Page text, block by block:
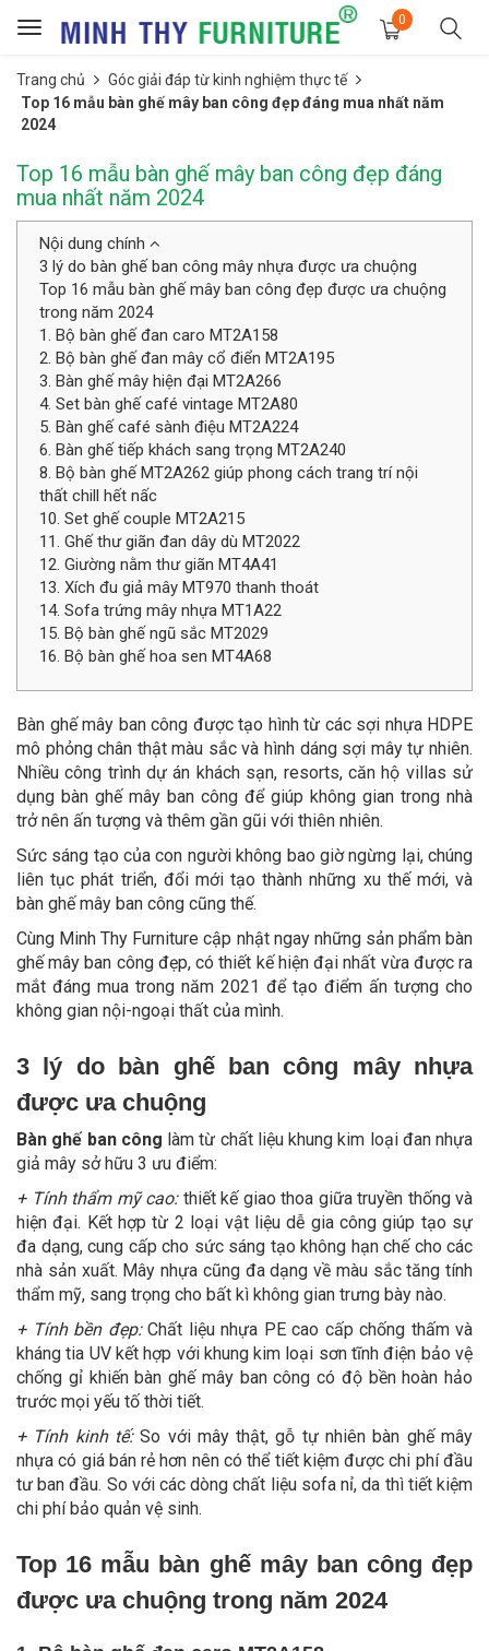
Toggle
0
Trang chủ
Góc giải đáp từ kinh nghiệm thực tế
Top 16 mẫu bàn ghế mây ban công đẹp đáng mua nhất năm
2024
Top 16 mẫu bàn ghế mây ban công đẹp đáng
mua nhất năm 2024
Nội dung chính
3 lý do bàn ghế ban công mây nhựa được ưa chuộng
Top 16 mẫu bàn ghế mây ban công đẹp được ưa chuộng
trong năm 2024
1. Bộ bàn ghế đan caro MT2A158
2. Bộ bàn ghế đan mây cổ điển MT2A195
3. Bàn ghế mây hiện đại MT2A266
4. Set bàn ghế café vintage MT2A80
5. Bàn ghế café sành điệu MT2A224
6. Bàn ghế tiếp khách sang trọng MT2A240
8. Bộ bàn ghế MT2A262 giúp phong cách trang trí nội
thất chill hết nấc
10. Set ghế couple MT2A215
11. Ghế thư giãn đan dây dù MT2022
12. Giường nằm thư giãn MT4A41
13. Xích đu giả mây MT970 thanh thoát
14. Sofa trứng mây nhựa MT1A22
15. Bộ bàn ghế ngũ sắc MT2029
16. Bộ bàn ghế hoa sen MT4A68
Bàn ghế mây ban công được tạo hình từ các sợi nhựa HDPE
mô phỏng chân thật màu sắc và hình dáng sợi mây tự nhiên.
Nhiều công trình dự án khách sạn, resorts, căn hộ villas sử
dụng bàn ghế mây ban công để giúp không gian trong nhà
trở nên ấn tượng và thêm gần gũi với thiên nhiên.
Sức sáng tạo của con người không bao giờ ngừng lại, chúng
liên tục phát triển, đổi mới tạo thành những xu thế mới, và
bàn ghế mây ban công cũng thế.
Cùng Minh Thy Furniture cập nhật ngay những sản phẩm bàn
ghế mây ban công đẹp, có thiết kế hiện đại nhất vừa được ra
mắt đáng mua trong năm 2021 để tạo điểm ấn tượng cho
không gian nội-ngoại thất của mình.
3 lý do bàn ghế ban công mây nhựa
được ưa chuộng
Bàn ghế ban công làm từ chất liệu khung kim loại đan nhựa
giả mây sở hữu 3 ưu điểm:
+ Tính thẩm mỹ cao:thiết kế giao thoa giữa truyền thống và
hiện đại. Kết hợp từ 2 loại vật liệu dễ gia công giúp tạo sự
đa dạng, cung cấp cho sức sáng tạo không hạn chế cho các
nhà sản xuất. Mây nhựa cũng đa dạng về màu sắc tăng tính
thẩm mỹ, sang trọng cho bất kì không gian trưng bày nào.
+ Tính bền đẹp:Chất liệu nhựa PE cao cấp chống thấm và
kháng tia UV kết hợp với khung kim loại sơn tĩnh điện bảo vệ
chống gỉ khiến bàn ghế mây ban công có độ bền hoàn hảo
trước mọi yếu tố thời tiết.
+ Tính kinh tế:So với mây thật, gỗ tự nhiên bàn ghế mây
nhựa có giá bán rẻ hơn nên có thể tiết kiệm được chi phí đầu
tư ban đầu. So với các dòng chất liệu sofa nỉ, da thì tiết kiệm
chi phí bảo quản vệ sinh.
Top 16 mẫu bàn ghế mây ban công đẹp
được ưa chuộng trong năm 2024